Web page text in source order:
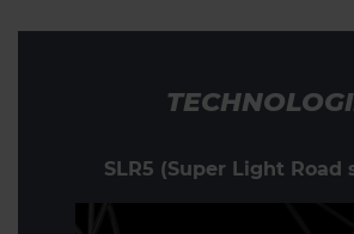
SLR5 (Super Light Road